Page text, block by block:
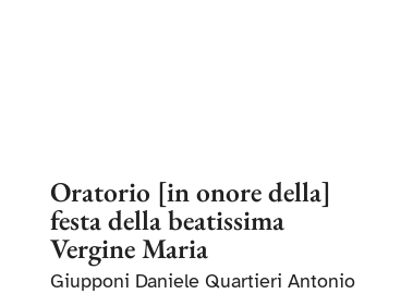
Oratorio [in onore della]
festa della beatissima
Vergine Maria
Giupponi Daniele Quartieri Antonio